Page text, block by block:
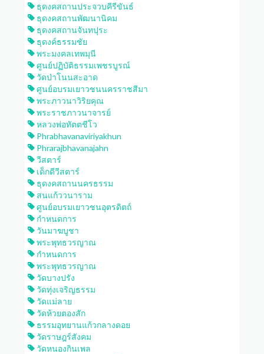
ธุดงคสถานประจวบคีรีขันธ์
ธุดงคสถานพัฒนานิคม
ธุดงคสถานจันทปุระ
ธุดงค์ธรรมชัย
พระมงคลเทพมุนี
ศูนย์ปฏิบัติธรรมเพชรบูรณ์
วัดป่าโนนสะอาด
ศูนย์อบรมเยาวชนนครราชสีมา
พระภาวนาวิริยคุณ
พระราชภาวนาจารย์
หลวงพ่อทัตตชีโว
Phrabhavanaviriyakhun
Phrarajbhavanajahn
วีสตาร์
เด็กดีวีสตาร์
ธุดงคสถานนครธรรม
สนแก้ววนาราม
ศูนย์อบรมเยาวชนอุตรดิตถ์
กำหนดการ
วันมาฆบูชา
พระพุทธวรญาณ
กำหนดการ
พระพุทธวรญาณ
วัดบางปรัง
วัดทุ่งเจริญธรรม
วัดแม่ลาย
วัดห้วยตองสัก
ธรรมอุทยานแก้วกลางดอย
วัดราษฎร์สังคม
วัดหนองกินเพล